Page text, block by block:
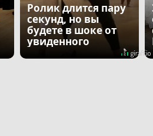
Ролик длится пару
секунд, но вы
будете в шоке от
увиденного